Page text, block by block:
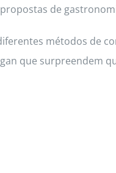
de
métodos de
que surpreendem